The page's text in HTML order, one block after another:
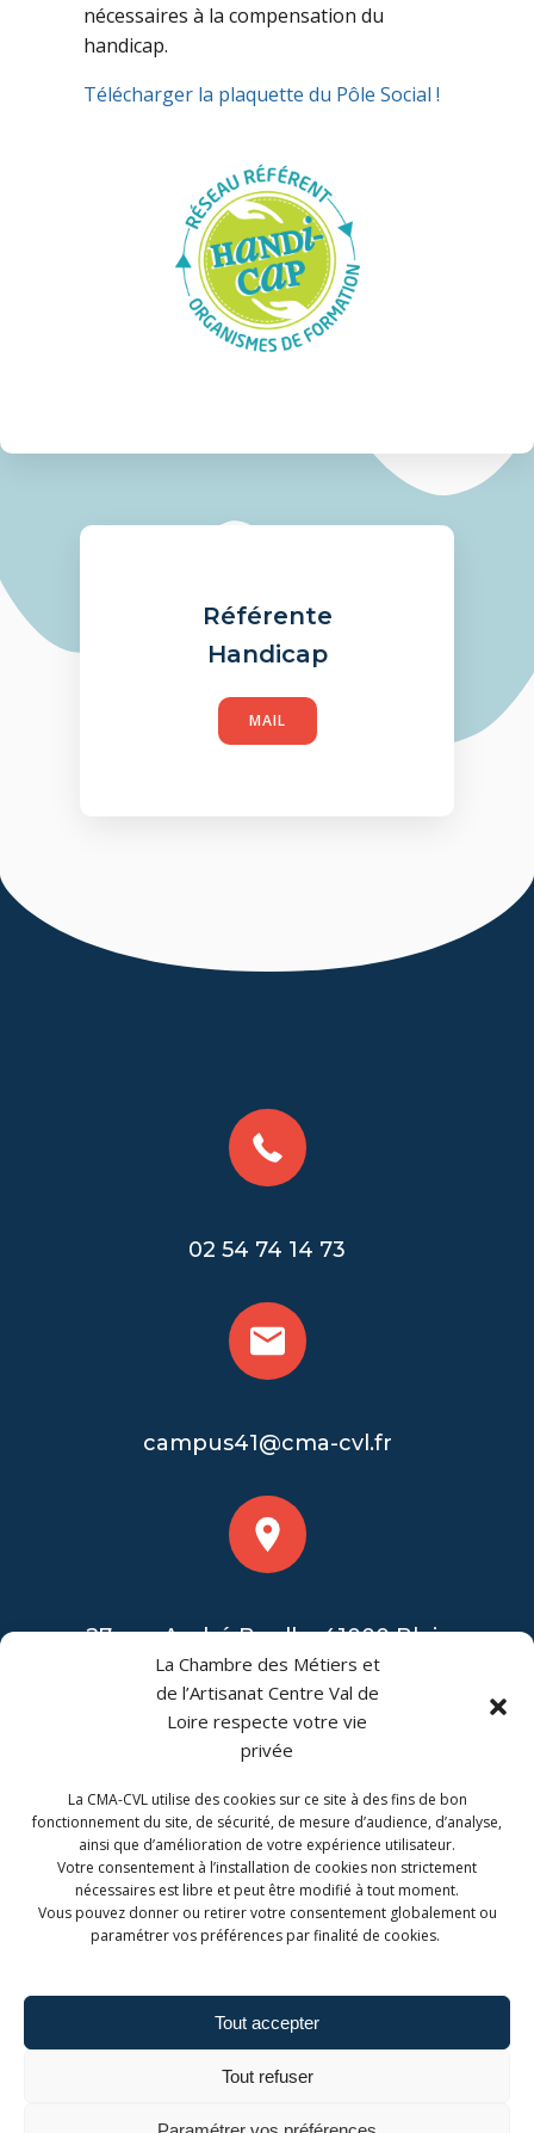
La Chambre des Métiers et
de l’Artisanat Centre Val de
Loire respecte votre vie
privée
La CMA-CVL utilise des cookies sur ce site à des fins de bon
fonctionnement du site, de sécurité, de mesure d’audience, d’analyse,
ainsi que d’amélioration de votre expérience utilisateur.
Votre consentement à l’installation de cookies non strictement
nécessaires est libre et peut être modifié à tout moment.
Vous pouvez donner ou retirer votre consentement globalement ou
paramétrer vos préférences par finalité de cookies.
Tout accepter
Tout refuser
nécessaires à la compensation du
handicap.
Télécharger la plaquette du Pôle Social !
Référente
Handicap
MAIL
02 54 74 14 73
campus41@cma-cvl.fr
27 rue André Boulle, 41000 Blois
CONTACT
CMA Formation Blois est géré par la Chambre de
Métiers et de l'Artisanat Centre-Val de Loire.
Mentions légales